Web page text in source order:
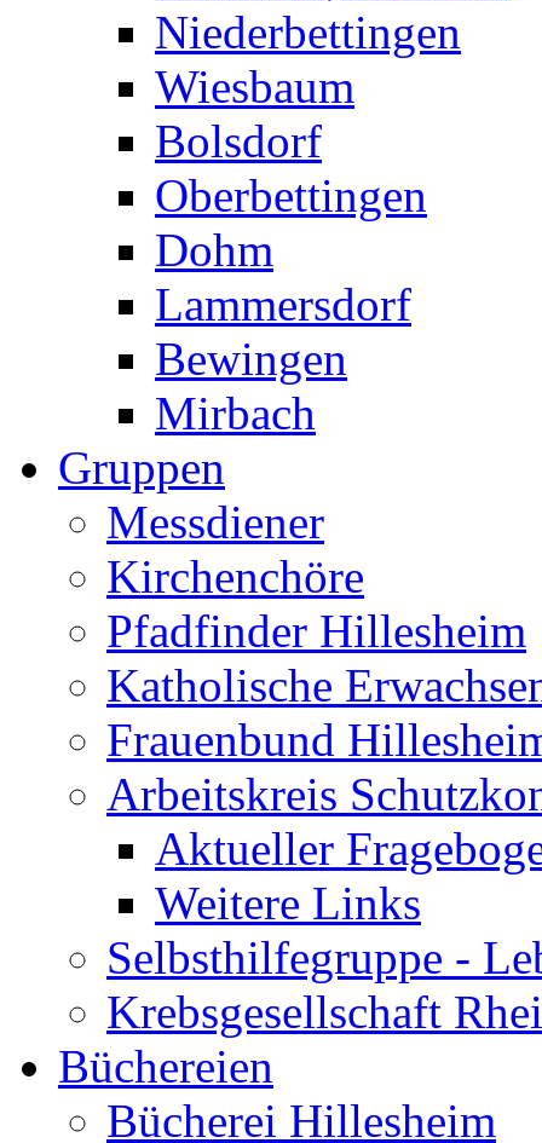
Niederbettingen
Wiesbaum
Bolsdorf
Oberbettingen
Dohm
Lammersdorf
Bewingen
Mirbach
Gruppen
Messdiener
Kirchenchöre
Pfadfinder Hillesheim
Katholische
Frauenbund
Arbeitskreis
Aktueller
Weitere Links
Selbsthilfegruppe -
Krebsgesellschaft
Büchereien
Bücherei Hillesheim